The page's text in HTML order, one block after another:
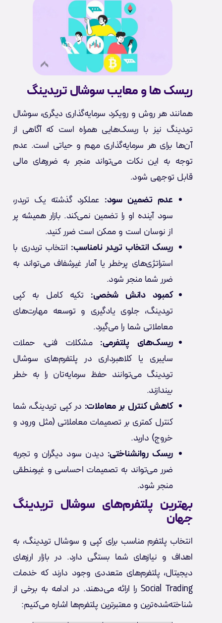
ریسک ها و معایب سوشال تریدینگ
همانند هر روش و رویکرد سرمایه‌گذاری دیگری، سوشال
تریدینگ نیز با ریسک‌هایی همراه است که آگاهی از
آن‌ها برای هر سرمایه‌گذاری مهم و حیاتی است. عدم
توجه به این نکات می‌تواند منجر به ضررهای مالی
قابل توجهی شود.
عدم تضمین سود: عملکرد گذشته یک تریدر،
سود آینده او را تضمین نمی‌کند. بازار همیشه پر
از نوسان است و ممکن است ضرر کنید.
ریسک انتخاب تریدر نامناسب: انتخاب تریدری با
استراتژی‌های پرخطر یا آمار غیرشفاف می‌تواند به
ضرر شما منجر شود.
کمبود دانش شخصی: تکیه کامل به کپی
تریدینگ، جلوی یادگیری و توسعه مهارت‌های
معاملاتی شما را می‌گیرد.
ریسک‌های پلتفرمی: مشکلات فنی، حملات
سایبری یا کلاهبرداری در پلتفرم‌های سوشال
تریدینگ می‌توانند حفظ سرمایه‌تان را به خطر
بیندازند.
کاهش کنترل بر معاملات: در کپی تریدینگ، شما
کنترل کمتری بر تصمیمات معاملاتی (مثل ورود و
خروج) دارید.
ریسک روانشناختی: دیدن سود دیگران و تجربه
ضرر می‌تواند به تصمیمات احساسی و غیرمنطقی
منجر شود.
بهترین پلتفرم‌های سوشال تریدینگ
جهان
انتخاب پلتفرم مناسب برای کپی و سوشال تریدینگ، به
اهداف و نیازهای شما بستگی دارد. در بازار ارزهای
دیجیتال، پلتفرم‌های متعددی وجود دارند که خدمات
Social Trading را ارائه می‌دهند. در ادامه به برخی از
شناخته‌شده‌ترین و معتبرترین پلتفرم‌ها اشاره می‌کنیم: